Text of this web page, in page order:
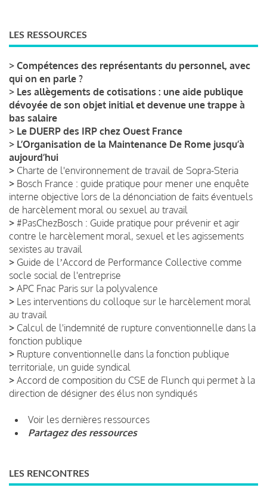
LES RESSOURCES
> Compétences des représentants du personnel, avec
qui on en parle ?
> Les allègements de cotisations : une aide publique
dévoyée de son objet initial et devenue une trappe à
bas salaire
> Le DUERP des IRP chez Ouest France
> L’Organisation de la Maintenance De Rome jusqu’à
aujourd’hui
> Charte de l'environnement de travail de Sopra-Steria
> Bosch France : guide pratique pour mener une enquête
interne objective lors de la dénonciation de faits éventuels
de harcèlement moral ou sexuel au travail
> #PasChezBosch : Guide pratique pour prévenir et agir
contre le harcèlement moral, sexuel et les agissements
sexistes au travail
> Guide de lʼAccord de Performance Collective comme
socle social de l'entreprise
> APC Fnac Paris sur la polyvalence
> Les interventions du colloque sur le harcèlement moral
au travail
> Calcul de l'indemnité de rupture conventionnelle dans la
fonction publique
> Rupture conventionnelle dans la fonction publique
territoriale, un guide syndical
> Accord de composition du CSE de Flunch qui permet à la
direction de désigner des élus non syndiqués
Voir les dernières ressources
Partagez des ressources
LES RENCONTRES